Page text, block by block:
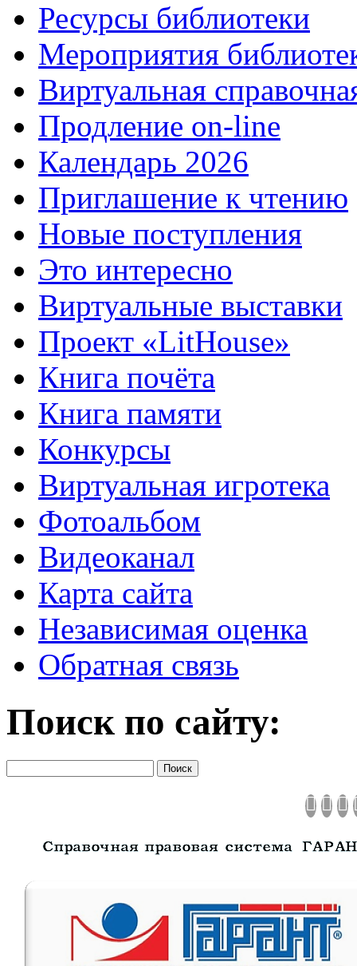
Ресурсы библиотеки
Мероприятия
Виртуальная
Продление on-line
Календарь 2026
Приглашение к чтению
Новые поступления
Это интересно
Виртуальные выставки
Проект «LitHouse»
Книга почёта
Книга памяти
Конкурсы
Виртуальная игротека
Фотоальбом
Видеоканал
Карта сайта
Независимая оценка
Обратная связь
Поиск по сайту: